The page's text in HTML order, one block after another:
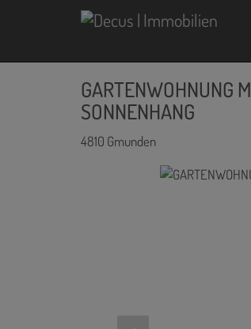
GARTENWOHNUNG
SONNENHANG
4810 Gmunden